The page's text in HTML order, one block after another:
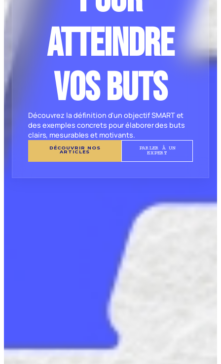
atteindre
vos buts
Découvrez la définition d'un objectif SMART et
des exemples concrets pour élaborer des buts
clairs, mesurables et motivants.
DÉCOUVRIR NOS
ARTICLES
PARLER À UN
EXPERT